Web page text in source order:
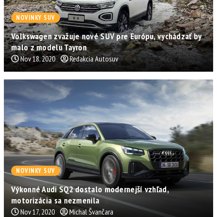
NOVINKY SUV
Volkswagen zvažuje nové SUV pre Európu, vychádzať by
malo z modelu Tayron
Nov 18, 2020 Redakcia Autosuv
NOVINKY SUV
Výkonné Audi SQ2 dostalo modernejší vzhľad,
motorizácia sa nezmenila
Nov 17, 2020 Michal Švančara